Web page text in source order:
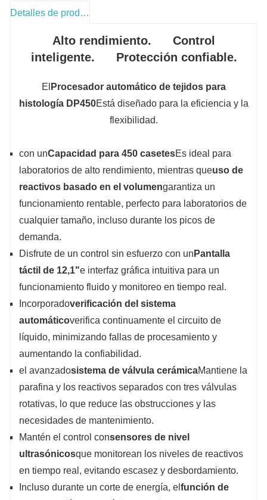
Los sensores ultrasónicos garantizan un control
desbordamiento.
Recuperación automática
después de interrupciones de energía para proteger
las muestras.
Detalles de producto
Alto rendimiento. Control
inteligente. Protección confiable.
El Procesador automático de tejidos para
histología DP450Está diseñado para la eficiencia y la
flexibilidad.
con unCapacidad para 450 casetesEs ideal para
laboratorios de alto rendimiento, mientras queuso de
reactivos basado en el volumengarantiza un
funcionamiento rentable, perfecto para laboratorios de
cualquier tamaño, incluso durante los picos de
demanda.
Disfrute de un control sin esfuerzo con un Pantalla
táctil de 12,1"e interfaz gráfica intuitiva para un
funcionamiento fluido y monitoreo en tiempo real.
Incorporadoverificación del sistema
automáticoverifica continuamente el circuito de
líquido, minimizando fallas de procesamiento y
aumentando la confiabilidad.
el avanzadosistema de válvula cerámicaMantiene la
parafina y los reactivos separados con tres válvulas
rotativas, lo que reduce las obstrucciones y las
necesidades de mantenimiento.
Mantén el control consensores de nivel
ultrasónicosque monitorean los niveles de reactivos
en tiempo real, evitando escasez y desbordamiento.
Incluso durante un corte de energía, el función de